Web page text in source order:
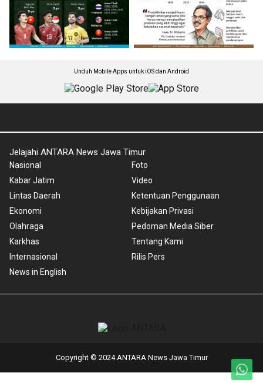
Unduh Mobile Apps untuk iOS dan Android
Jelajahi ANTARA News Jawa Timur
Nasional
Kabar Jatim
Lintas Daerah
Ekonomi
Olahraga
Karkhas
Internasional
News in English
Foto
Video
Ketentuan Penggunaan
Kebijakan Privasi
Pedoman Media Siber
Tentang Kami
Rilis Pers
Copyright © 2024 ANTARA News Jawa Timur